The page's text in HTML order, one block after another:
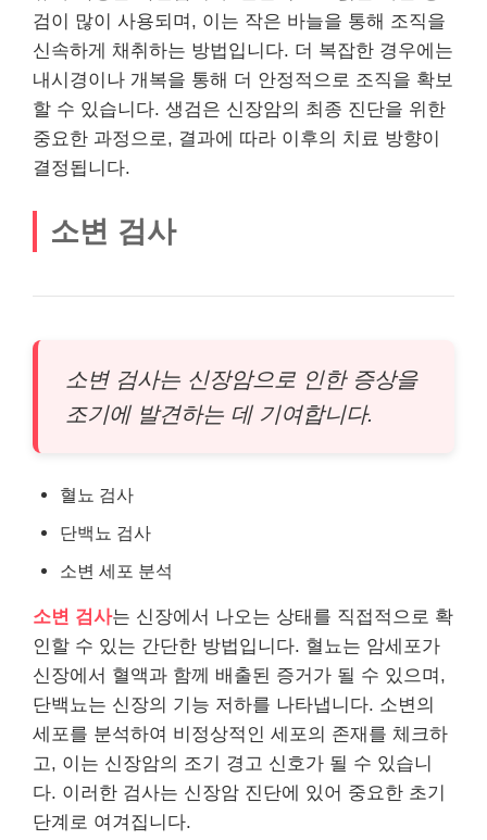
검이 많이 사용되며, 이는 작은 바늘을 통해 조직을
신속하게 채취하는 방법입니다. 더 복잡한 경우에는
내시경이나 개복을 통해 더 안정적으로 조직을 확보
할 수 있습니다. 생검은 신장암의 최종 진단을 위한
중요한 과정으로, 결과에 따라 이후의 치료 방향이
결정됩니다.
소변 검사
소변 검사는 신장암으로 인한 증상을
조기에 발견하는 데 기여합니다.
혈뇨 검사
단백뇨 검사
소변 세포 분석
소변 검사는 신장에서 나오는 상태를 직접적으로 확
인할 수 있는 간단한 방법입니다. 혈뇨는 암세포가
신장에서 혈액과 함께 배출된 증거가 될 수 있으며,
단백뇨는 신장의 기능 저하를 나타냅니다. 소변의
세포를 분석하여 비정상적인 세포의 존재를 체크하
고, 이는 신장암의 조기 경고 신호가 될 수 있습니
다. 이러한 검사는 신장암 진단에 있어 중요한 초기
단계로 여겨집니다.